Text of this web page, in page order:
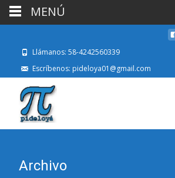
Llámanos: 58-4242560339
Escríbenos: pideloya01@gmail.com
Archivo
MENÚ